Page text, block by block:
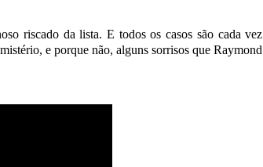
riscado da lista. E todos os casos são cada vez
e porque não, alguns sorrisos que Raymond